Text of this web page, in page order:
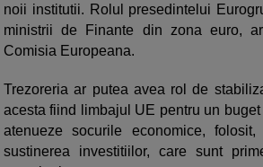
noii institutii. Rolul presedintelui
ministrii de Finante din zona euro,
Comisia Europeana.
Trezoreria ar putea avea rol de
acesta fiind limbajul UE pentru un
atenueze socurile economice,
sustinerea investitiilor, care sunt